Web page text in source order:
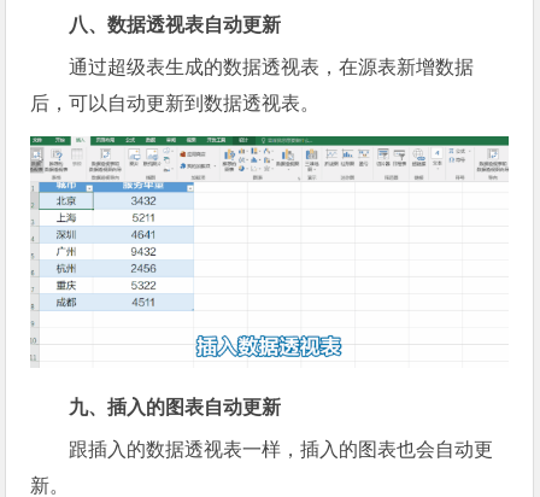
八、数据透视表自动更新
通过超级表生成的数据透视表，在源表新增数据
后，可以自动更新到数据透视表。
九、插入的图表自动更新
跟插入的数据透视表一样，插入的图表也会自动更
新。